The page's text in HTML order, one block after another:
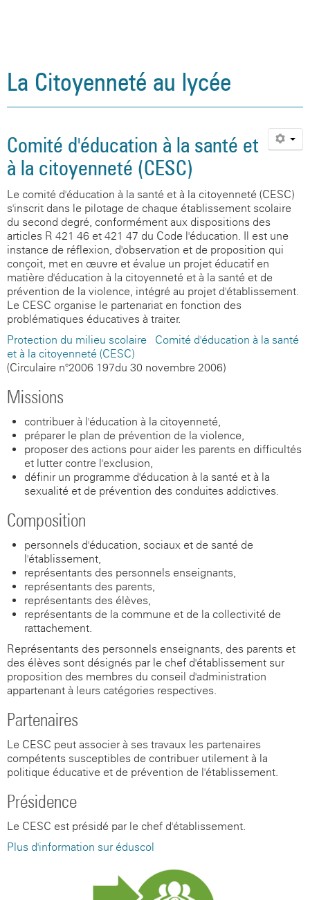
La Citoyenneté au lycée
Comité d'éducation à la santé et
à la citoyenneté (CESC)
Le comité d'éducation à la santé et à la citoyenneté (CESC)
s'inscrit dans le pilotage de chaque établissement scolaire
du second degré, conformément aux dispositions des
articles R 421-46 et 421-47 du Code l'éducation. Il est une
instance de réflexion, d'observation et de proposition qui
conçoit, met en œuvre et évalue un projet éducatif en
matière d'éducation à la citoyenneté et à la santé et de
prévention de la violence, intégré au projet d'établissement.
Le CESC organise le partenariat en fonction des
problématiques éducatives à traiter.
Protection du milieu scolaire - Comité d'éducation à la santé
et à la citoyenneté (CESC)
(Circulaire n°2006-197du 30 novembre 2006)
Missions
contribuer à l'éducation à la citoyenneté,
préparer le plan de prévention de la violence,
proposer des actions pour aider les parents en difficultés
et lutter contre l'exclusion,
définir un programme d'éducation à la santé et à la
sexualité et de prévention des conduites addictives.
Composition
personnels d'éducation, sociaux et de santé de
l'établissement,
représentants des personnels enseignants,
représentants des parents,
représentants des élèves,
représentants de la commune et de la collectivité de
rattachement.
Représentants des personnels enseignants, des parents et
des élèves sont désignés par le chef d'établissement sur
proposition des membres du conseil d'administration
appartenant à leurs catégories respectives.
Partenaires
Le CESC peut associer à ses travaux les partenaires
compétents susceptibles de contribuer utilement à la
politique éducative et de prévention de l'établissement.
Présidence
Le CESC est présidé par le chef d'établissement.
Plus d'information sur éduscol